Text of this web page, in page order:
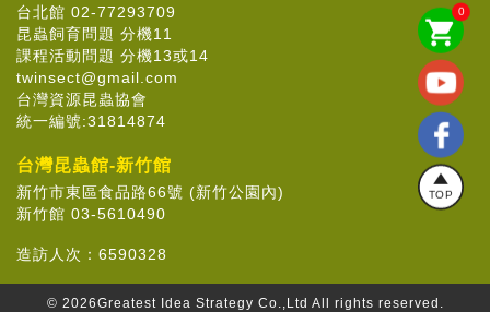
shopping_cart
0
TOP
台北館 02-77293709
昆蟲飼育問題 分機11
課程活動問題 分機13或14
twinsect@gmail.com
台灣資源昆蟲協會
統一編號:31814874
台灣昆蟲館-新竹館
新竹市東區食品路66號 (新竹公園內)
新竹館 03-5610490
造訪人次： 6590328
© 2026Greatest Idea Strategy Co.,Ltd All rights reserved.